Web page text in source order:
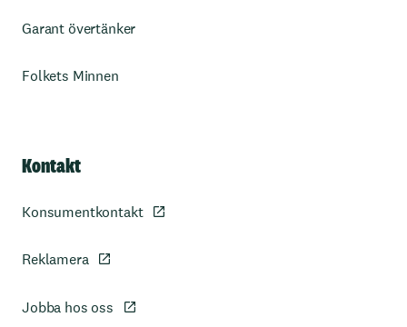
Garant övertänker
Folkets Minnen
Kontakt
Konsumentkontakt
Reklamera
Jobba hos oss